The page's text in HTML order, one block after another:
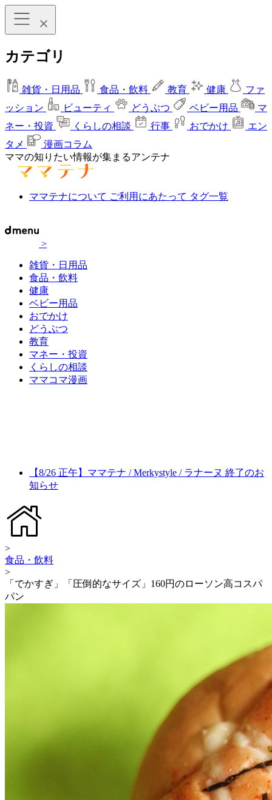
カテゴリ
雑貨・日用品 食品・飲料 教育 健康
ファ
ッション
ビューティ どうぶつ ベビー用品
マ
ネー・投資
くらしの相談 行事 おでかけ
エン
タメ
漫画コラム
ママの知りたい情報が集まるアンテナ
ママテナについて ご利用にあたって タグ一覧
>
雑貨・日用品
食品・飲料
健康
ベビー用品
おでかけ
どうぶつ
教育
マネー・投資
くらしの相談
ママコマ漫画
【8/26 正午】ママテナ / Merkystyle / ラナーヌ 終了のお
知らせ
>
食品・飲料
>
「でかすぎ」「圧倒的なサイズ」160円のローソン高コスパ
パン